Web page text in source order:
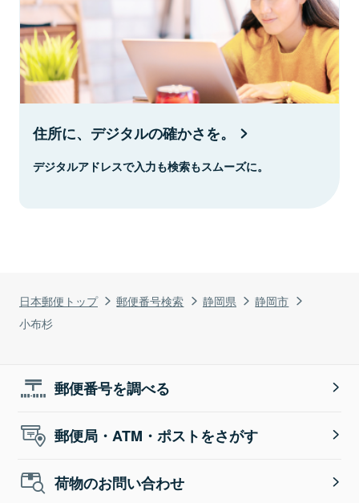
日本郵便トップ 郵便番号検索 静岡県
静岡市
小布杉
住所に、デジタルの確かさを。
デジタルアドレスで入力も検索もスムーズに。
郵便番号を調べる
郵便局・ATM・ポストをさがす
荷物のお問い合わせ